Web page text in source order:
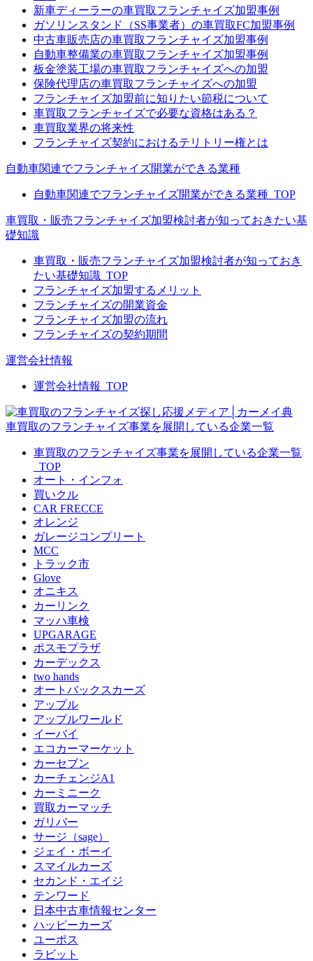
新車ディーラーの車買取フランチャイズ加盟事例
ガソリンスタンド（SS事業者）の車買取FC加盟事例
中古車販売店の車買取フランチャイズ加盟事例
自動車整備業の車買取フランチャイズ加盟事例
板金塗装工場の車買取フランチャイズへの加盟
保険代理店の車買取フランチャイズへの加盟
フランチャイズ加盟前に知りたい節税について
車買取フランチャイズで必要な資格はある？
車買取業界の将来性
フランチャイズ契約におけるテリトリー権とは
自動車関連でフランチャイズ開業ができる業種
自動車関連でフランチャイズ開業ができる業種_TOP
車買取・販売フランチャイズ加盟検討者が知っておきたい基
礎知識
車買取・販売フランチャイズ加盟検討者が知っておき
たい基礎知識_TOP
フランチャイズ加盟するメリット
フランチャイズの開業資金
フランチャイズ加盟の流れ
フランチャイズの契約期間
運営会社情報
運営会社情報_TOP
車買取のフランチャイズ事業を展開している企業一覧
車買取のフランチャイズ事業を展開している企業一覧
_TOP
オート・インフォ
買いクル
CAR FRECCE
オレンジ
ガレージコンプリート
MCC
トラック市
Glove
オニキス
カーリンク
マッハ車検
UPGARAGE
ポスモプラザ
カーデックス
two hands
オートバックスカーズ
アップル
アップルワールド
イーバイ
エコカーマーケット
カーセブン
カーチェンジA1
カーミニーク
買取カーマッチ
ガリバー
サージ（sage）
ジェイ・ボーイ
スマイルカーズ
セカンド・エイジ
テンワード
日本中古車情報センター
ハッピーカーズ
ユーポス
ラビット